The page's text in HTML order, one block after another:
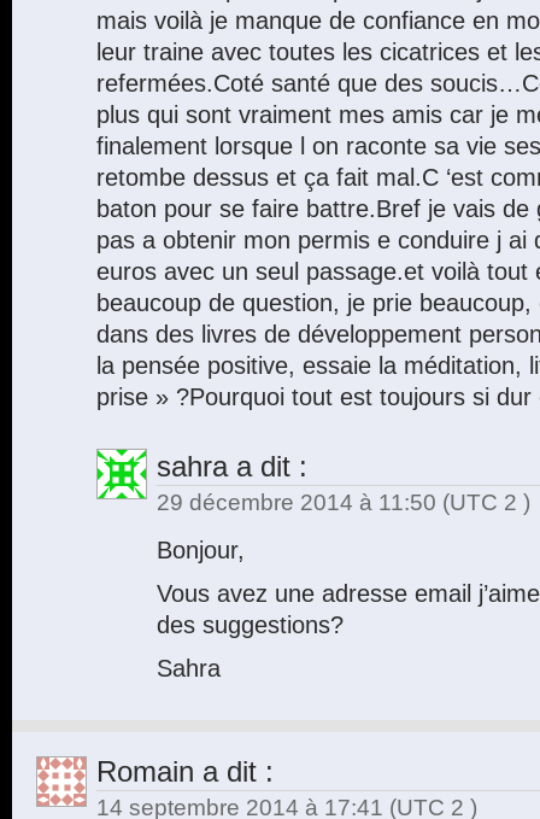
mais voilà je manque de confiance en
leur traine avec toutes les cicatrices et
refermées.Coté santé que des
plus qui sont vraiment mes amis car je
finalement lorsque l on raconte sa vie
retombe dessus et ça fait mal.C ‘est
baton pour se faire battre.Bref je vais
pas a obtenir mon permis e conduire j ai
euros avec un seul passage.et voilà tout
beaucoup de question, je prie
dans des livres de développement
la pensée positive, essaie la méditation,
prise » ?Pourquoi tout est toujours si
sahraa dit :
29 décembre 2014 à 11:50 (UTC 2 )
Bonjour,
Vous avez une adresse email
des suggestions?
Sahra
Romain a dit :
14 septembre 2014 à 17:41 (UTC 2 )